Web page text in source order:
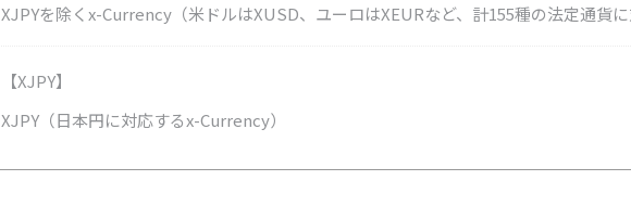
XJPYを除くx-Currency（米ドルはXUSD、ユーロはXEURなど、計155種の法定通貨に
【XJPY】
XJPY（日本円に対応するx-Currency）